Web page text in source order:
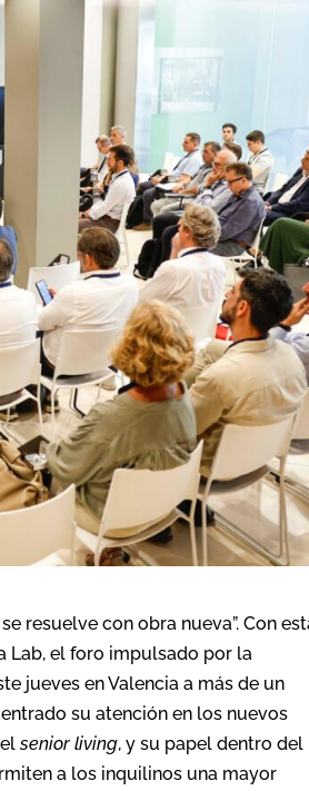
resuelve con obra nueva”. Con
Lab, el foro impulsado por la
jueves en Valencia a más de un
su atención en los nuevos
senior living, y su papel dentro del
a los inquilinos una mayor